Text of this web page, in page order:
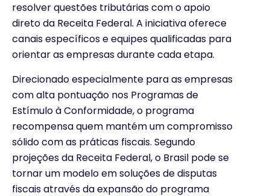
resolver questões tributárias com o apoio
direto da Receita Federal. A iniciativa oferece
canais específicos e equipes qualificadas para
orientar as empresas durante cada etapa.
Direcionado especialmente para as empresas
com alta pontuação nos Programas de
Estímulo à Conformidade, o programa
recompensa quem mantém um compromisso
sólido com as práticas fiscais. Segundo
projeções da Receita Federal, o Brasil pode se
tornar um modelo em soluções de disputas
fiscais através da expansão do programa